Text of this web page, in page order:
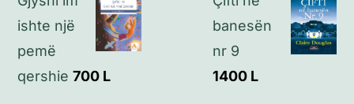
ishte një
pemë
qershie 700 L
banesën
nr 9
1400 L